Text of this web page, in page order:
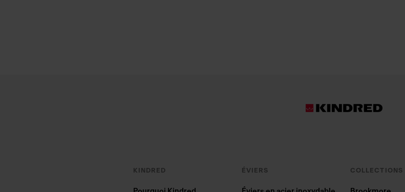
KINDRED ÉVIERS COLLECTIONS